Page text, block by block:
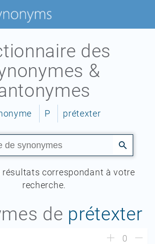
des
&
P prétexter
résultats correspondant à votre
recherche.
de prétexter
0